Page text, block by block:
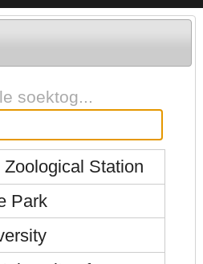
soektog...
Station
Park